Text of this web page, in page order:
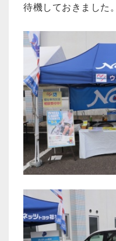
待機しておきました。